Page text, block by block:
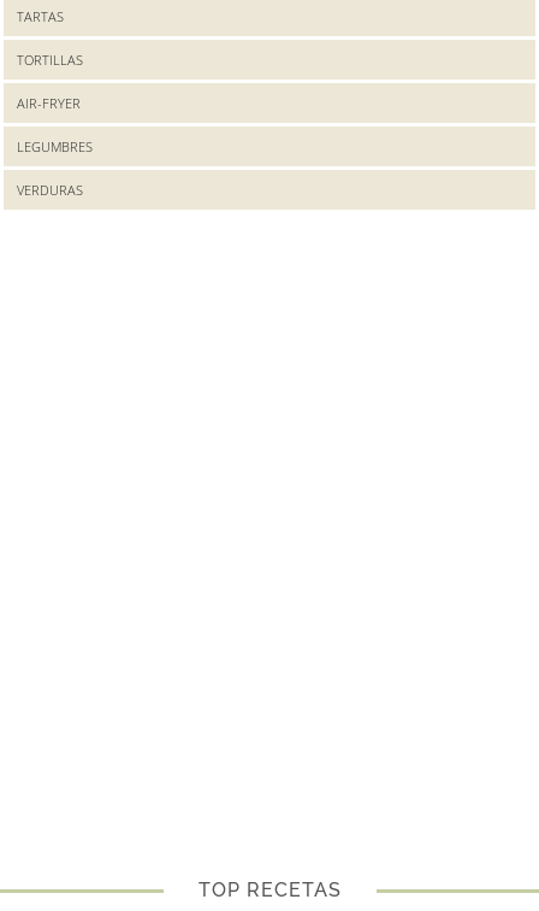
TARTAS
TORTILLAS
AIR-FRYER
LEGUMBRES
VERDURAS
TOP RECETAS